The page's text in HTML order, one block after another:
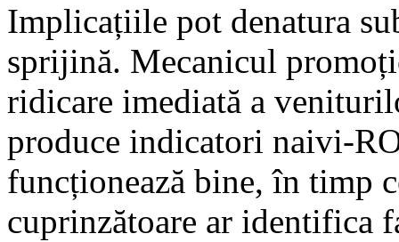
Implicațiile pot denatura
sprijină. Mecanicul
ridicare imediată a
produce indicatori naivi-
funcționează bine, în timp
cuprinzătoare ar identifica